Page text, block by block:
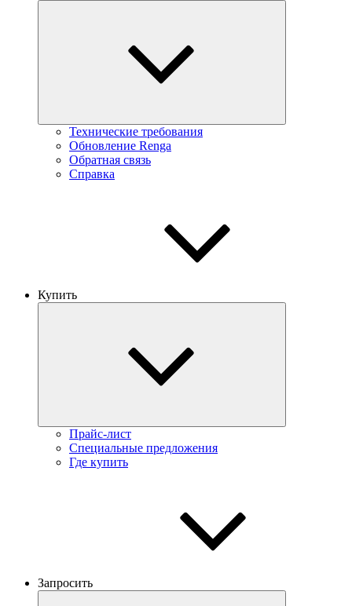
Технические требования
Обновление Renga
Обратная связь
Справка
Купить
Прайс-лист
Специальные предложения
Где купить
Запросить